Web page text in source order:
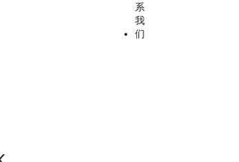
系
我
们